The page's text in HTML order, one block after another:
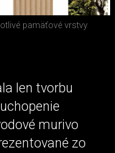
pamäťové vrstvy
len tvorbu
murivo
zo